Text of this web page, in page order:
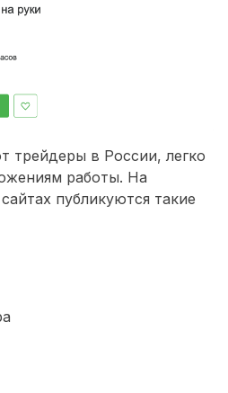
трейдеры в России, легко
работы. На
публикуются такие